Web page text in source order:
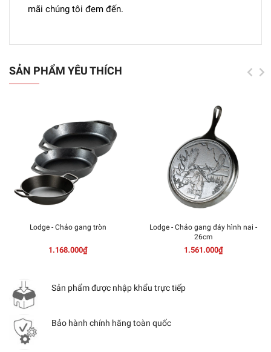
mãi chúng tôi đem đến.
SẢN PHẨM YÊU THÍCH
Lodge - Chảo gang tròn
1.168.000₫
Lodge - Chảo gang đáy hình nai -
26cm
1.561.000₫
Sản phẩm được nhập khẩu trực tiếp
Bảo hành chính hãng toàn quốc